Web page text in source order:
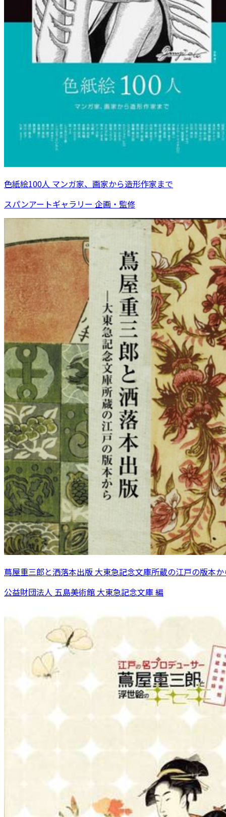
色紙絵100人 マンガ家、画家から造形作家まで
スパンアートギャラリー 企画・監修
蔦屋重三郎と洒落本出版 大東急記念文庫所蔵の江戸の版本
公益財団法人 五島美術館 大東急記念文庫 編